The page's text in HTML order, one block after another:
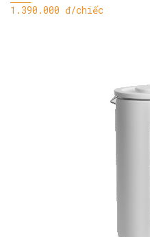
1.390.000 đ/chiếc